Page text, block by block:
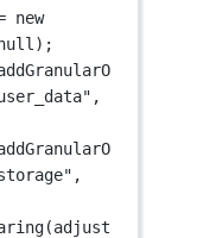
new
);
(adjust